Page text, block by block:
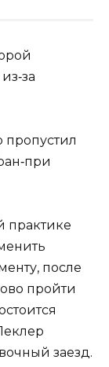
практике
после
пройти
заезд.